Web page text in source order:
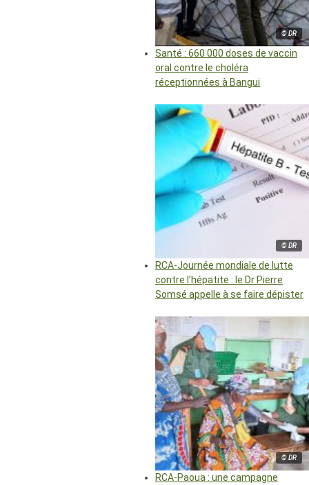
© DR
Santé : 660 000 doses de vaccin
oral contre le choléra
réceptionnées à Bangui
© DR
RCA-Journée mondiale de lutte
contre l’hépatite : le Dr Pierre
Somsé appelle à se faire dépister
© DR
RCA-Paoua : une campagne